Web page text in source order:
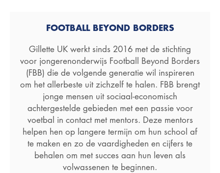
FOOTBALL BEYOND BORDERS
Gillette UK werkt sinds 2016 met de stichting
voor jongerenonderwijs Football Beyond Borders
(FBB) die de volgende generatie wil inspireren
om het allerbeste uit zichzelf te halen. FBB brengt
jonge mensen uit sociaal-economisch
achtergestelde gebieden met een passie voor
voetbal in contact met mentors. Deze mentors
helpen hen op langere termijn om hun school af
te maken en zo de vaardigheden en cijfers te
behalen om met succes aan hun leven als
volwassenen te beginnen.